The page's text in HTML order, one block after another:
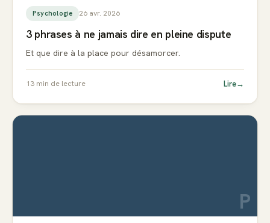
Psychologie 26 avr. 2026
3 phrases à ne jamais dire en pleine dispute
Et que dire à la place pour désamorcer.
13 min de lecture Lire→
P